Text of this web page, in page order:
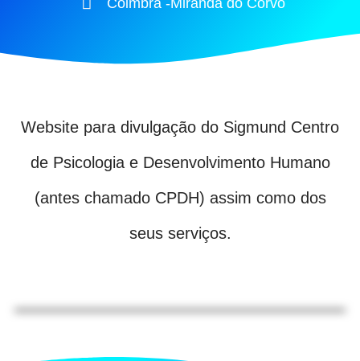
Website para divulgação do Sigmund Centro
de Psicologia e Desenvolvimento Humano
(antes chamado CPDH) assim como dos
seus serviços.